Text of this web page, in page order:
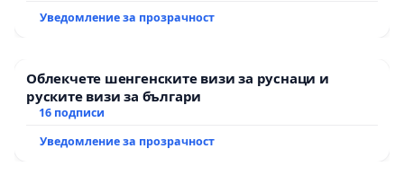
Уведомление за прозрачност
Облекчете шенгенските визи за руснаци и
руските визи за българи
16 подписи
Уведомление за прозрачност